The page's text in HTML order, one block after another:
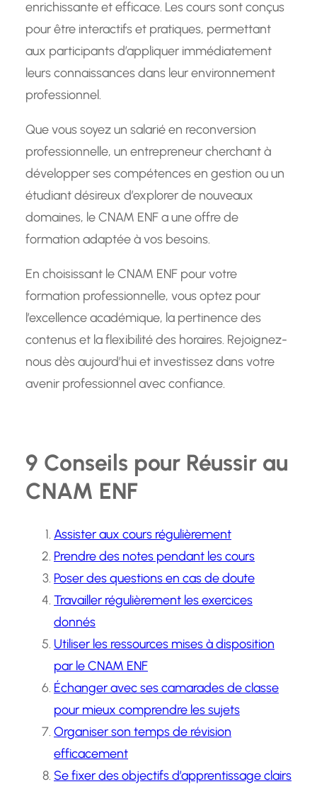
enrichissante et efficace. Les cours sont conçus
pour être interactifs et pratiques, permettant
aux participants d’appliquer immédiatement
leurs connaissances dans leur environnement
professionnel.
Que vous soyez un salarié en reconversion
professionnelle, un entrepreneur cherchant à
développer ses compétences en gestion ou un
étudiant désireux d’explorer de nouveaux
domaines, le CNAM ENF a une offre de
formation adaptée à vos besoins.
En choisissant le CNAM ENF pour votre
formation professionnelle, vous optez pour
l’excellence académique, la pertinence des
contenus et la flexibilité des horaires. Rejoignez-
nous dès aujourd’hui et investissez dans votre
avenir professionnel avec confiance.
9 Conseils pour Réussir au
CNAM ENF
Assister aux cours régulièrement
Prendre des notes pendant les cours
Poser des questions en cas de doute
Travailler régulièrement les exercices
donnés
Utiliser les ressources mises à disposition
par le CNAM ENF
Échanger avec ses camarades de classe
pour mieux comprendre les sujets
Organiser son temps de révision
efficacement
Se fixer des objectifs d’apprentissage clairs